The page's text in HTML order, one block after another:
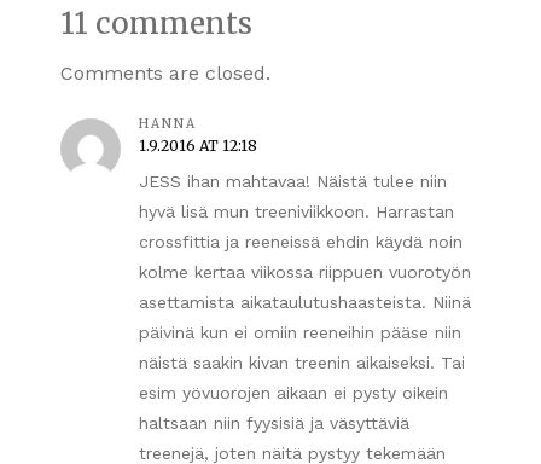
11 comments
Comments are closed.
HANNA
1.9.2016 AT 12:18
JESS ihan mahtavaa! Näistä tulee niin
hyvä lisä mun treeniviikkoon. Harrastan
crossfittia ja reeneissä ehdin käydä noin
kolme kertaa viikossa riippuen vuorotyön
asettamista aikataulutushaasteista. Niinä
päivinä kun ei omiin reeneihin pääse niin
näistä saakin kivan treenin aikaiseksi. Tai
esim yövuorojen aikaan ei pysty oikein
haltsaan niin fyysisiä ja väsyttäviä
treenejä, joten näitä pystyy tekemään